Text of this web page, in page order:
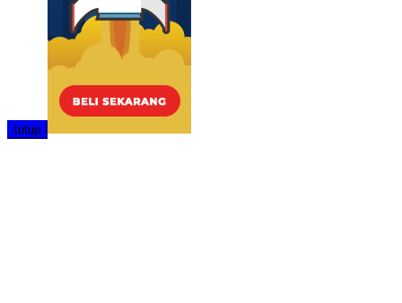
tutup